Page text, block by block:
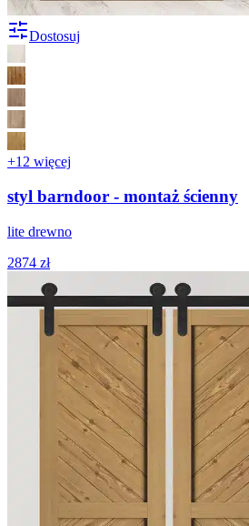
Dostosuj
+12 więcej
styl barndoor - montaż ścienny
lite drewno
2874 zł